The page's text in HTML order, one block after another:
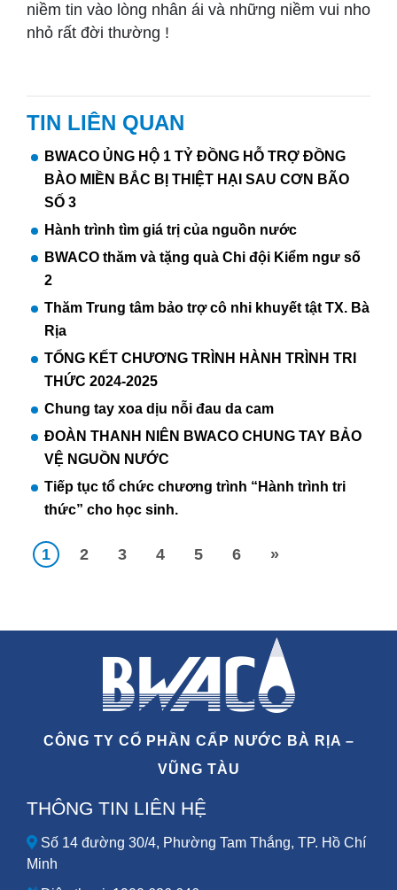
niềm tin vào lòng nhân ái và những niềm vui nho
nhỏ rất đời thường !
TIN LIÊN QUAN
BWACO ỦNG HỘ 1 TỶ ĐỒNG HỖ TRỢ ĐỒNG
BÀO MIỀN BẮC BỊ THIỆT HẠI SAU CƠN BÃO
SỐ 3
Hành trình tìm giá trị của nguồn nước
BWACO thăm và tặng quà Chi đội Kiểm ngư số
2
Thăm Trung tâm bảo trợ cô nhi khuyết tật TX. Bà
Rịa
TỔNG KẾT CHƯƠNG TRÌNH HÀNH TRÌNH TRI
THỨC 2024-2025
Chung tay xoa dịu nỗi đau da cam
ĐOÀN THANH NIÊN BWACO CHUNG TAY BẢO
VỆ NGUỒN NƯỚC
Tiếp tục tổ chức chương trình “Hành trình tri
thức” cho học sinh.
1 2 3 4 5 6 »
CÔNG TY CỔ PHẦN CẤP NƯỚC BÀ RỊA –
VŨNG TÀU
THÔNG TIN LIÊN HỆ
Số 14 đường 30/4, Phường Tam Thắng, TP. Hồ Chí
Minh